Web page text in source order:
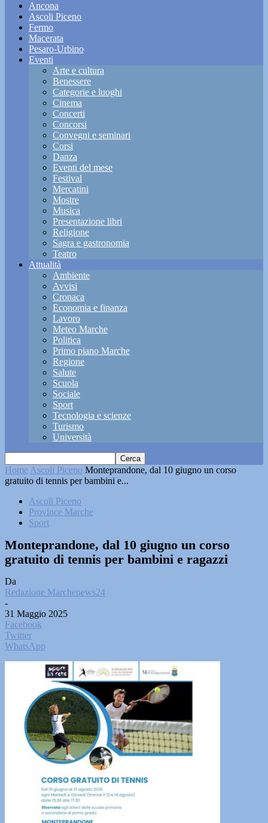
Ancona
Ascoli Piceno
Fermo
Macerata
Pesaro-Urbino
Eventi
Arte e cultura
Benessere
Categorie e luoghi
Cinema
Concerti
Concorsi
Convegni e seminari
Corsi
Danza
Eventi del mese
Festival
Mercatini
Mostre
Musica
Presentazione libri
Religione
Sagra e gastronomia
Teatro
Attualità
Ambiente
Avvisi
Cronaca
Economia e finanza
Lavoro
Meteo Marche
Politica
Primo piano Marche
Regione
Salute
Scuola
Sociale
Sport
Tecnologia e scienze
Turismo
Università
Home Ascoli Piceno Monteprandone, dal 10 giugno un corso
gratuito di tennis per bambini e...
Ascoli Piceno
Province Marche
Sport
Monteprandone, dal 10 giugno un corso
gratuito di tennis per bambini e ragazzi
Da
Redazione Marchenews24
-
31 Maggio 2025
Facebook
Twitter
WhatsApp